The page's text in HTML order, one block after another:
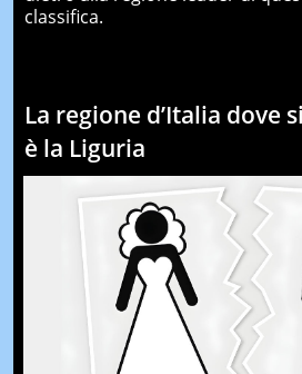
classifica.
La regione d’Italia dove
è la Liguria